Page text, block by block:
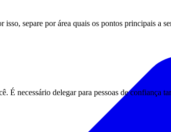
separe por área quais os pontos principais a
necessário delegar para pessoas de confiança